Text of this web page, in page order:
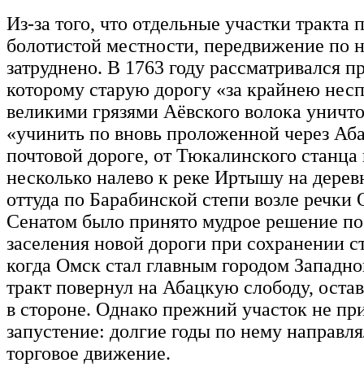
Из-за того, что отдельные участки тракта
болотистой местности, передвижение по
затруднено. В 1763 году рассматривался
которому старую дорогу «за крайнею
великими грязями Аёвского волока
«учинить по вновь проложенной через
почтовой дороге, от Тюкалинского станца
несколько налево к реке Иртышу на
оттуда по Барабинской степи возле
Сенатом было принято мудрое решение
заселения новой дороги при сохранении
когда Омск стал главным городом
тракт повернул на Абацкую слободу,
в стороне. Однако прежний участок не
запустение: долгие годы по нему
торговое движение.